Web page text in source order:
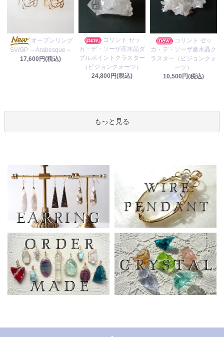
オープンリング
SV/GP ～Arabesque～
17,600円(税込)
コリント ゼッ
カ・デ・ソーザ産水晶ダ
ブルポイントクラスター
（ビジョンクォーツ）
24,800円(税込)
コリント ゼッ
カ・デ・ソーザ産水晶ク
ラスター（ビジョンクォ
ーツ）
10,500円(税込)
もっと見る